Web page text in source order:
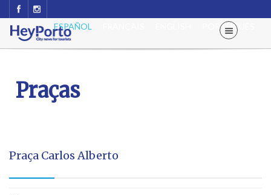
PORTUGUÊS
ESPAÑOL
Praças
Praça Carlos Alberto